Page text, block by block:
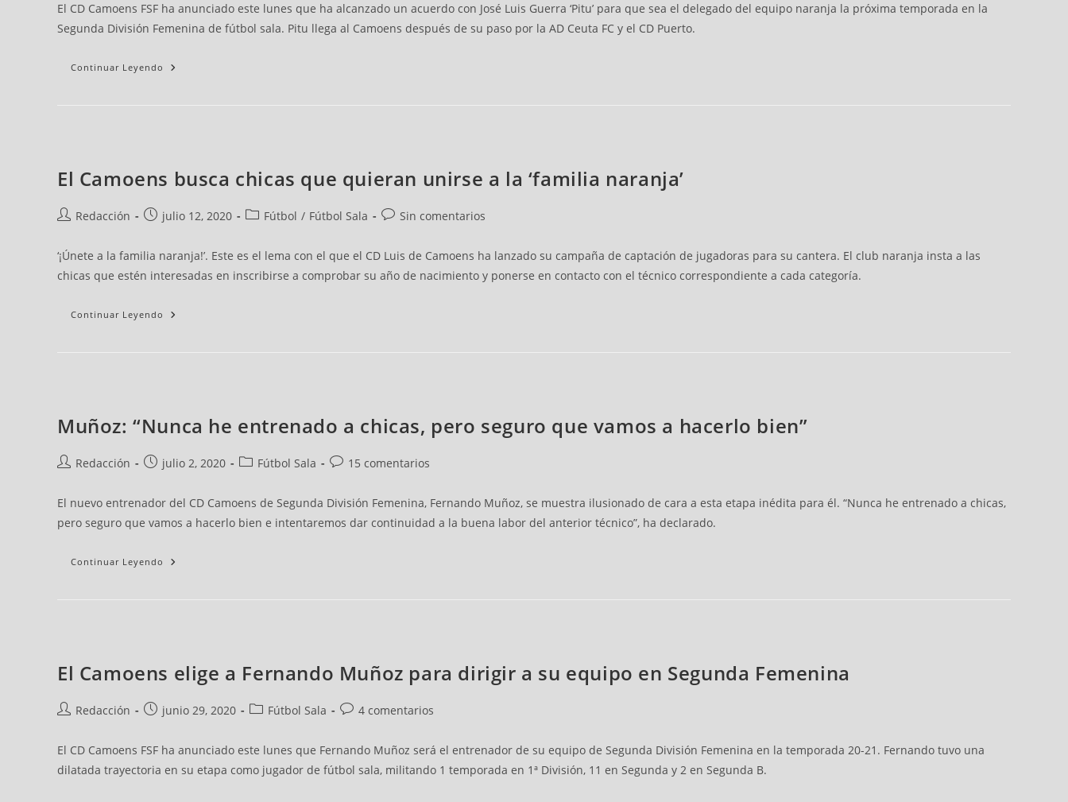
El CD Camoens FSF ha anunciado este lunes que ha alcanzado un acuerdo con José Luis Guerra ‘Pitu’ para que sea el delegado del equipo naranja la próxima temporada en la
Segunda División Femenina de fútbol sala. Pitu llega al Camoens después de su paso por la AD Ceuta FC y el CD Puerto.
Continuar Leyendo
El Camoens busca chicas que quieran unirse a la ‘familia naranja’
Redacción julio 12, 2020 Fútbol / Fútbol Sala Sin comentarios
‘¡Únete a la familia naranja!’. Este es el lema con el que el CD Luis de Camoens ha lanzado su campaña de captación de jugadoras para su cantera. El club naranja insta a las
chicas que estén interesadas en inscribirse a comprobar su año de nacimiento y ponerse en contacto con el técnico correspondiente a cada categoría.
Continuar Leyendo
Muñoz: “Nunca he entrenado a chicas, pero seguro que vamos a hacerlo bien”
Redacción julio 2, 2020 Fútbol Sala 15 comentarios
El nuevo entrenador del CD Camoens de Segunda División Femenina, Fernando Muñoz, se muestra ilusionado de cara a esta etapa inédita para él. “Nunca he entrenado a chicas,
pero seguro que vamos a hacerlo bien e intentaremos dar continuidad a la buena labor del anterior técnico”, ha declarado.
Continuar Leyendo
El Camoens elige a Fernando Muñoz para dirigir a su equipo en Segunda Femenina
Redacción junio 29, 2020 Fútbol Sala 4 comentarios
El CD Camoens FSF ha anunciado este lunes que Fernando Muñoz será el entrenador de su equipo de Segunda División Femenina en la temporada 20-21. Fernando tuvo una
dilatada trayectoria en su etapa como jugador de fútbol sala, militando 1 temporada en 1ª División, 11 en Segunda y 2 en Segunda B.